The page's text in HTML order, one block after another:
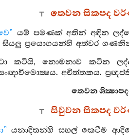
තෙවන සිකපද
යම් පමණක් අතින් අඳින
ප්‍රයොගයන්හි අත්වර
කටියි, නොමනාව කටින
අචිත්තකය.
තෙවන
සිවුවන සිකපද
යනාදිතන්හි සහල් කෙටීම